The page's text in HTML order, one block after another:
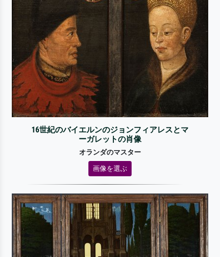
16世紀のバイエルンのジョンフィアレスとマ
ーガレットの肖像
オランダのマスター
画像を選ぶ